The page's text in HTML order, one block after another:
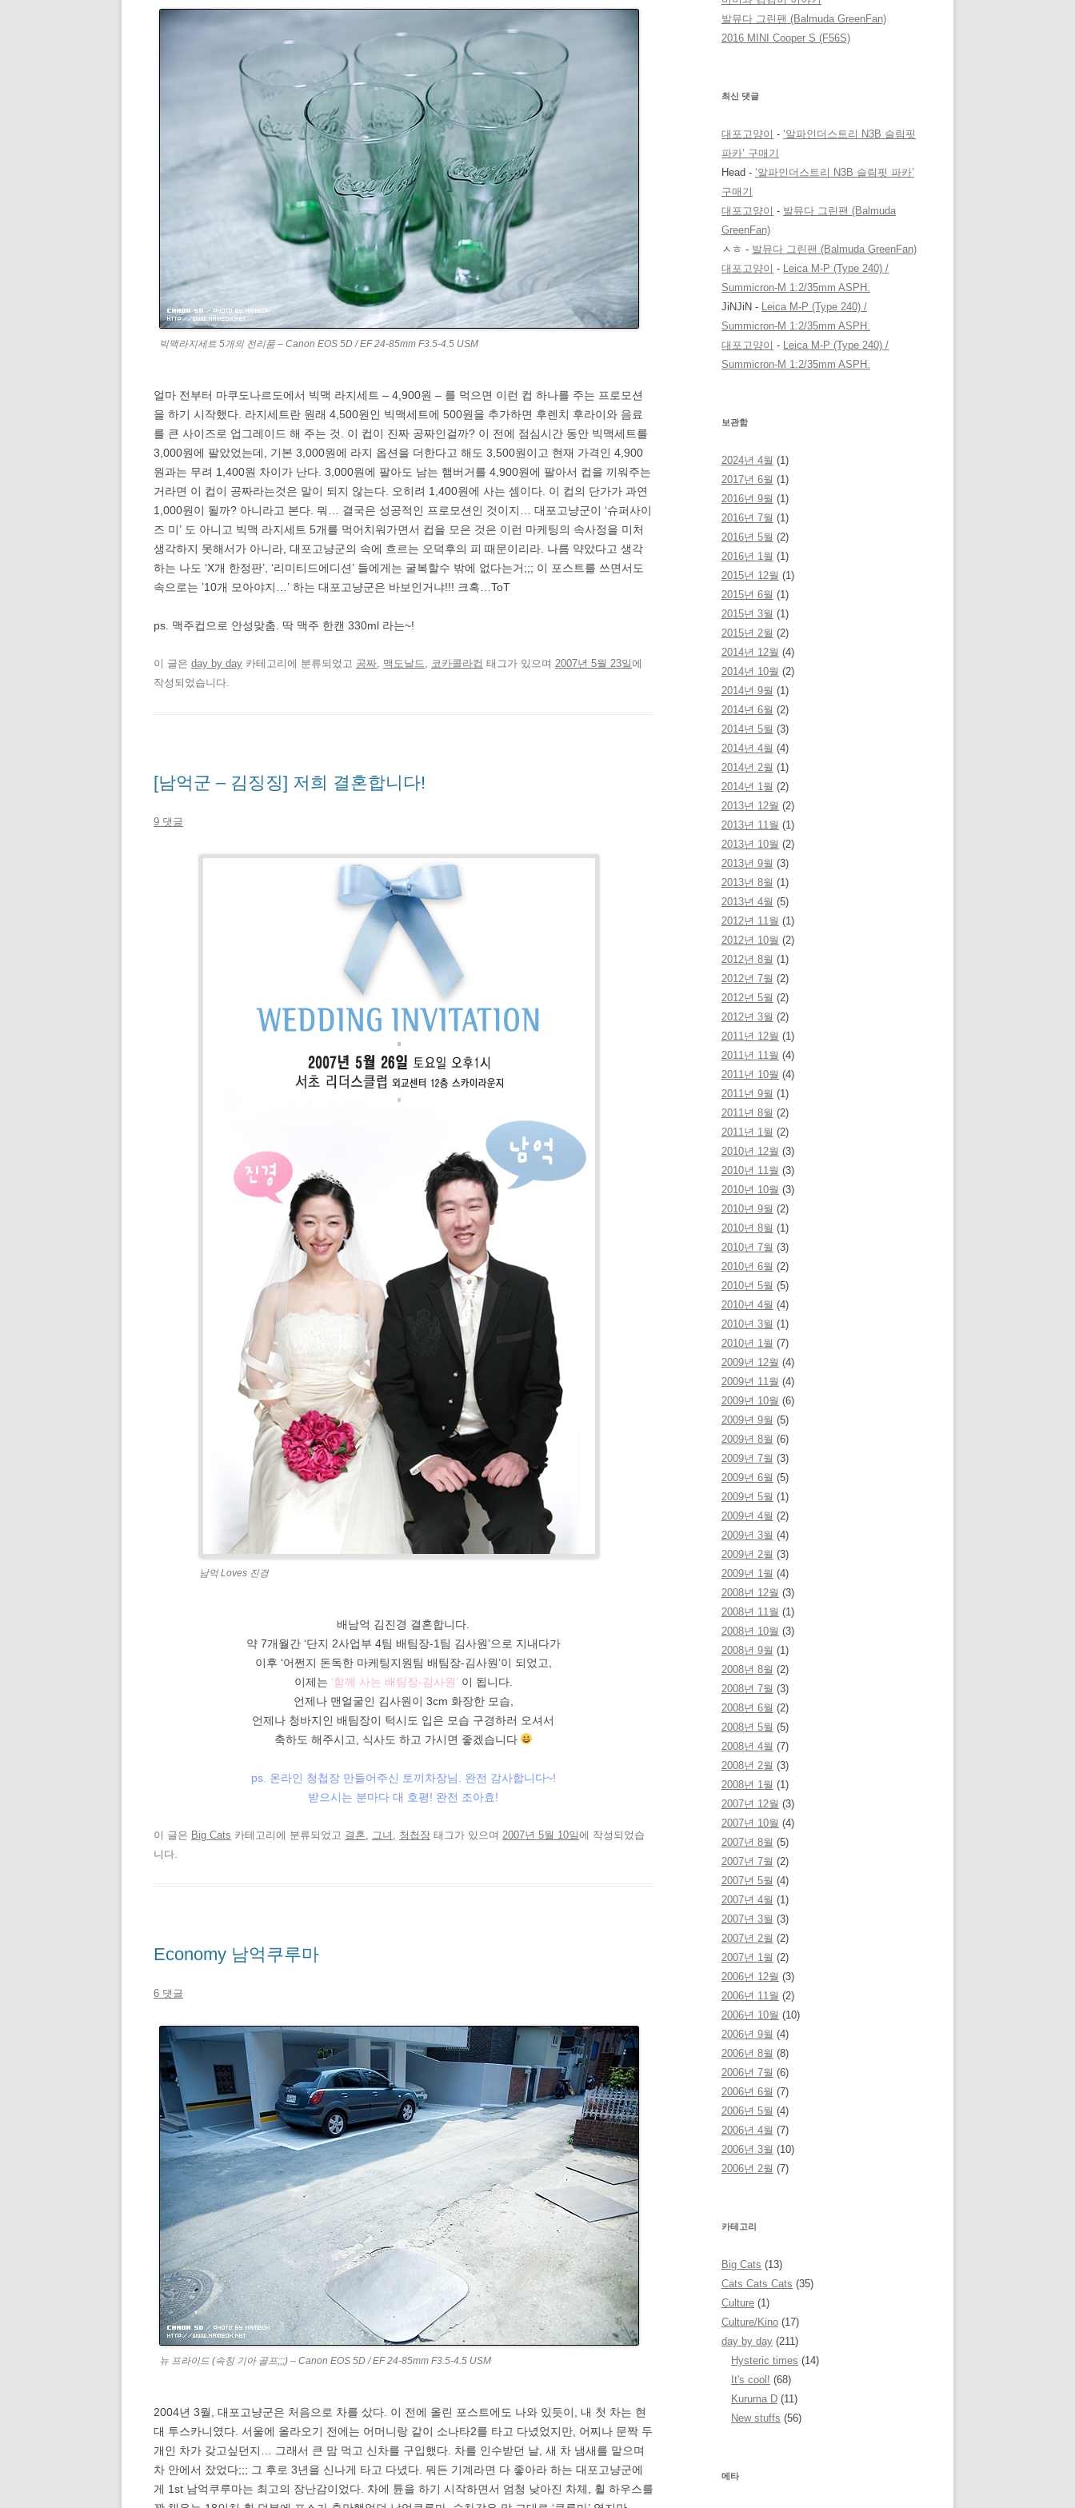
빅맥라지세트 5개의 전리품 – Canon EOS 5D / EF 24-85mm F3.5-4.5 USM
얼마 전부터 마쿠도나르도에서 빅맥 라지세트 – 4,900원 – 를 먹으면 이런 컵 하나를 주는 프로모션
을 하기 시작했다. 라지세트란 원래 4,500원인 빅맥세트에 500원을 추가하면 후렌치 후라이와 음료
를 큰 사이즈로 업그레이드 해 주는 것. 이 컵이 진짜 공짜인걸까? 이 전에 점심시간 동안 빅맥세트를
3,000원에 팔았었는데, 기본 3,000원에 라지 옵션을 더한다고 해도 3,500원이고 현재 가격인 4,900
원과는 무려 1,400원 차이가 난다. 3,000원에 팔아도 남는 햄버거를 4,900원에 팔아서 컵을 끼워주는
거라면 이 컵이 공짜라는것은 말이 되지 않는다. 오히려 1,400원에 사는 셈이다. 이 컵의 단가가 과연
1,000원이 될까? 아니라고 본다. 뭐… 결국은 성공적인 프로모션인 것이지… 대포고냥군이 ‘슈퍼사이
즈 미’ 도 아니고 빅맥 라지세트 5개를 먹어치워가면서 컵을 모은 것은 이런 마케팅의 속사정을 미처
생각하지 못해서가 아니라, 대포고냥군의 속에 흐르는 오덕후의 피 때문이리라. 나름 약았다고 생각
하는 나도 ‘X개 한정판’, ‘리미티드에디션’ 들에게는 굴복할수 밖에 없다는거;;; 이 포스트를 쓰면서도
속으로는 ’10개 모아야지…’ 하는 대포고냥군은 바보인거냐!!! 크흑…ToT
ps. 맥주컵으로 안성맞춤. 딱 맥주 한캔 330ml 라는~!
이 글은 day by day 카테고리에 분류되었고 공짜, 맥도날드, 코카콜라컵 태그가 있으며 2007년 5월 23일에
작성되었습니다.
[남억군 – 김징징] 저희 결혼합니다!
9 댓글
남억 Loves 진경
배남억 김진경 결혼합니다.
약 7개월간 ‘단지 2사업부 4팀 배팀장-1팀 김사원’으로 지내다가
이후 ‘어쩐지 돈독한 마케팅지원팀 배팀장-김사원’이 되었고,
이제는 ‘함께 사는 배팀장-김사원’ 이 됩니다.
언제나 맨얼굴인 김사원이 3cm 화장한 모습,
언제나 청바지인 배팀장이 턱시도 입은 모습 구경하러 오셔서
축하도 해주시고, 식사도 하고 가시면 좋겠습니다
ps. 온라인 청첩장 만들어주신 토끼차장님. 완전 감사합니다~!
받으시는 분마다 대 호평! 완전 조아효!
이 글은 Big Cats 카테고리에 분류되었고 결혼, 그녀 , 청첩장 태그가 있으며 2007년 5월 10일에 작성되었습
니다.
Economy 남억쿠루마
6 댓글
뉴 프라이드 (속칭 기아 골프;;;) – Canon EOS 5D / EF 24-85mm F3.5-4.5 USM
2004년 3월, 대포고냥군은 처음으로 차를 샀다. 이 전에 올린 포스트에도 나와 있듯이, 내 첫 차는 현
대 투스카니였다. 서울에 올라오기 전에는 어머니랑 같이 소나타2를 타고 다녔었지만, 어찌나 문짝 두
개인 차가 갖고싶던지… 그래서 큰 맘 먹고 신차를 구입했다. 차를 인수받던 날, 새 차 냄새를 맡으며
차 안에서 잤었다;;; 그 후로 3년을 신나게 타고 다녔다. 뭐든 기계라면 다 좋아라 하는 대포고냥군에
게 1st 남억쿠루마는 최고의 장난감이었다. 차에 튠을 하기 시작하면서 엄청 낮아진 차체, 휠 하우스를
발뮤다 그린팬 (Balmuda GreenFan)
2016 MINI Cooper S (F56S)
최신 댓글
대포고양이 - ‘알파인더스트리 N3B 슬림핏
파카’ 구매기
Head - ‘알파인더스트리 N3B 슬림핏 파카’
구매기
대포고양이 - 발뮤다 그린팬 (Balmuda
GreenFan)
ㅅㅎ - 발뮤다 그린팬 (Balmuda GreenFan)
대포고양이 - Leica M-P (Type 240) /
Summicron-M 1:2/35mm ASPH.
JiNJiN - Leica M-P (Type 240) /
Summicron-M 1:2/35mm ASPH.
대포고양이 - Leica M-P (Type 240) /
Summicron-M 1:2/35mm ASPH.
보관함
2024년 4월 (1)
2017년 6월 (1)
2016년 9월 (1)
2016년 7월 (1)
2016년 5월 (2)
2016년 1월 (1)
2015년 12월 (1)
2015년 6월 (1)
2015년 3월 (1)
2015년 2월 (2)
2014년 12월 (4)
2014년 10월 (2)
2014년 9월 (1)
2014년 6월 (2)
2014년 5월 (3)
2014년 4월 (4)
2014년 2월 (1)
2014년 1월 (2)
2013년 12월 (2)
2013년 11월 (1)
2013년 10월 (2)
2013년 9월 (3)
2013년 8월 (1)
2013년 4월 (5)
2012년 11월 (1)
2012년 10월 (2)
2012년 8월 (1)
2012년 7월 (2)
2012년 5월 (2)
2012년 3월 (2)
2011년 12월 (1)
2011년 11월 (4)
2011년 10월 (4)
2011년 9월 (1)
2011년 8월 (2)
2011년 1월 (2)
2010년 12월 (3)
2010년 11월 (3)
2010년 10월 (3)
2010년 9월 (2)
2010년 8월 (1)
2010년 7월 (3)
2010년 6월 (2)
2010년 5월 (5)
2010년 4월 (4)
2010년 3월 (1)
2010년 1월 (7)
2009년 12월 (4)
2009년 11월 (4)
2009년 10월 (6)
2009년 9월 (5)
2009년 8월 (6)
2009년 7월 (3)
2009년 6월 (5)
2009년 5월 (1)
2009년 4월 (2)
2009년 3월 (4)
2009년 2월 (3)
2009년 1월 (4)
2008년 12월 (3)
2008년 11월 (1)
2008년 10월 (3)
2008년 9월 (1)
2008년 8월 (2)
2008년 7월 (3)
2008년 6월 (2)
2008년 5월 (5)
2008년 4월 (7)
2008년 2월 (3)
2008년 1월 (1)
2007년 12월 (3)
2007년 10월 (4)
2007년 8월 (5)
2007년 7월 (2)
2007년 5월 (4)
2007년 4월 (1)
2007년 3월 (3)
2007년 2월 (2)
2007년 1월 (2)
2006년 12월 (3)
2006년 11월 (2)
2006년 10월 (10)
2006년 9월 (4)
2006년 8월 (8)
2006년 7월 (6)
2006년 6월 (7)
2006년 5월 (4)
2006년 4월 (7)
2006년 3월 (10)
2006년 2월 (7)
카테고리
Big Cats (13)
Cats Cats Cats (35)
Culture (1)
Culture/Kino (17)
day by day (211)
Hysteric times (14)
It's cool! (68)
Kuruma D (11)
New stuffs (56)
메타